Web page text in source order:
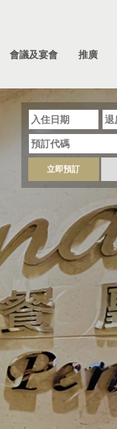
會議及宴會 推廣
立即預訂